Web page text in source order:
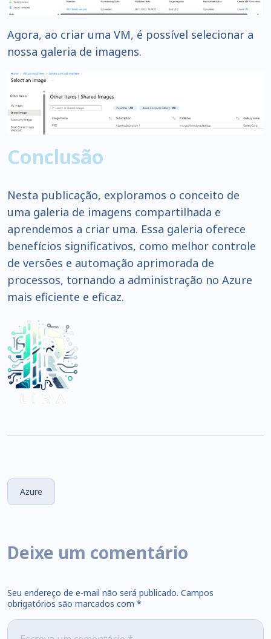
Agora, ao criar uma VM, é possível selecionar a
nossa galeria de imagens.
Conclusão
Nesta publicação, exploramos o conceito de
uma galeria de imagens compartilhada e
aprendemos a criar uma. Essa galeria oferece
benefícios significativos, como melhor controle
de versões e automação aprimorada de
processos, tornando a administração no Azure
mais eficiente e eficaz.
Azure
Deixe um comentário
Seu endereço de e-mail não será publicado. Campos
obrigatórios são marcados com *
Comment*